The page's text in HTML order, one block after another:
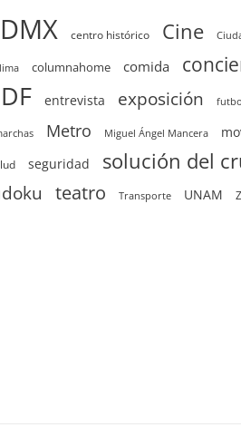
centro histórico Cine
columnahome comida
DF entrevista exposición
Metro Miguel Ángel Mancera
seguridad solución del
teatro Transporte UNAM